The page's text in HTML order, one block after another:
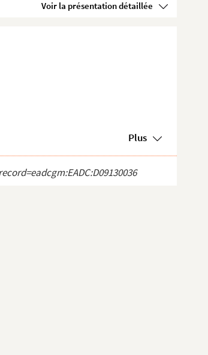
Voir la présentation détaillée
Plus